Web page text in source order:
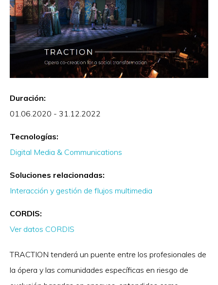
Duración:
01.06.2020 - 31.12.2022
Tecnologías:
Digital Media & Communications
Soluciones relacionadas:
Interacción y gestión de flujos multimedia
CORDIS:
Ver datos CORDIS
TRACTION tenderá un puente entre los profesionales de
la ópera y las comunidades específicas en riesgo de